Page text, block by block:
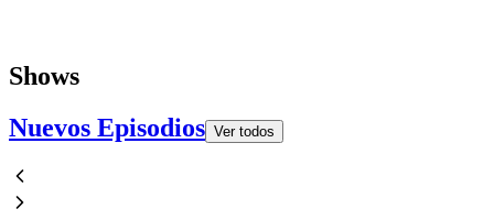
Shows
Nuevos Episodios Ver todos